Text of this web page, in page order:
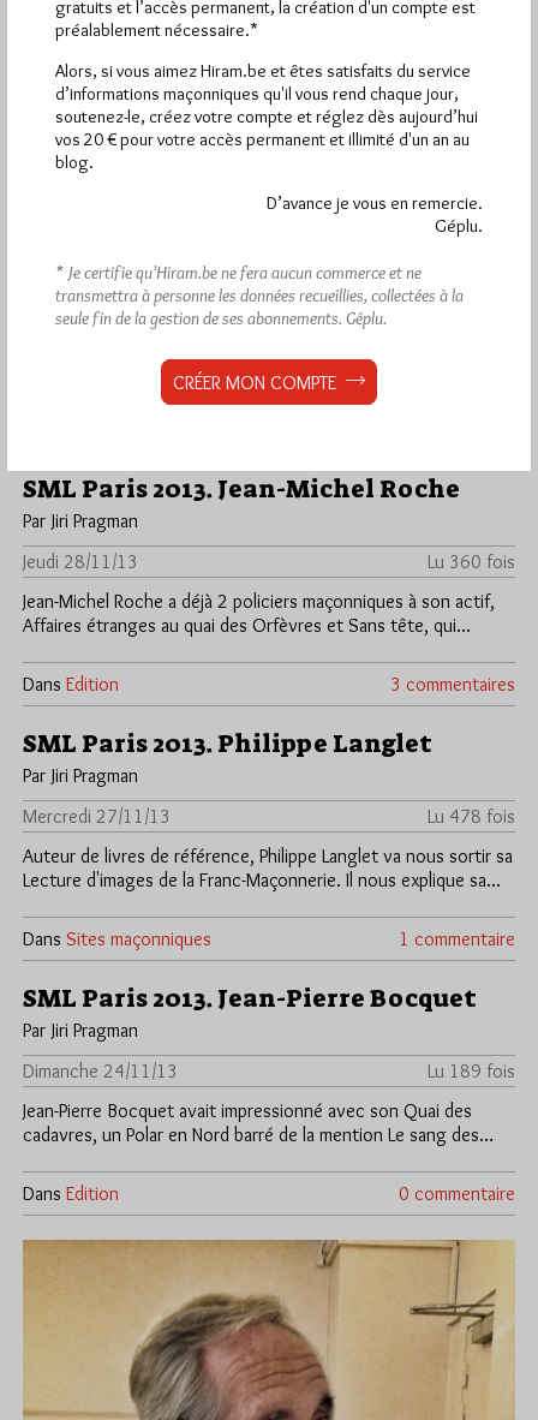
Bocquet à Morbecque
Jeudi 28/11/13
Vous ne connaissez pas Morbecque ? Grave erreur car cette
bibliothèque organisent…
SML Paris 2013. Jean-Michel Roche
Par Jiri Pragman
Jeudi 28/11/13
Lu 360 fois
Jean-Michel Roche a déjà 2 policiers maçonniques à son actif,
Affaires étranges au quai des Orfèvres et Sans tête, qui…
Dans Edition 3 commentaires
SML Paris 2013. Philippe Langlet
Par Jiri Pragman
Mercredi 27/11/13
Lu 478 fois
Auteur de livres de référence, Philippe Langlet va nous sortir sa
Lecture d'images de la Franc-Maçonnerie. Il nous explique sa…
Dans Sites maçonniques 1 commentaire
SML Paris 2013. Jean-Pierre Bocquet
Par Jiri Pragman
Dimanche 24/11/13
Lu 189 fois
Jean-Pierre Bocquet avait impressionné avec son Quai des
cadavres, un Polar en Nord barré de la mention Le sang des…
Dans Edition 0 commentaire
gratuits et l’accès permanent, la création d'un compte est
préalablement nécessaire.*
Alors, si vous aimez Hiram.be et êtes satisfaits du service
d’informations maçonniques qu'il vous rend chaque jour,
soutenez-le, créez votre compte et réglez dès aujourd’hui
vos 20 € pour votre accès permanent et illimité d'un an au
blog.
D’avance je vous en remercie.
Géplu.
* Je certifie qu’Hiram.be ne fera aucun commerce et ne
transmettra à personne les données recueillies, collectées à la
seule fin de la gestion de ses abonnements. Géplu.
CRÉER MON COMPTE